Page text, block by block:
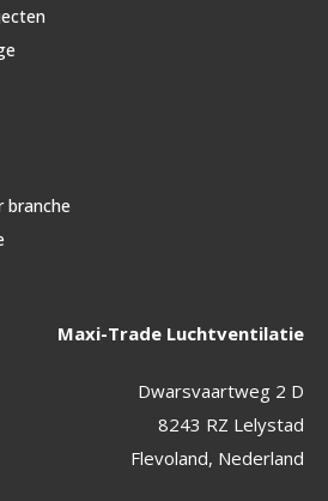
branche
Maxi-Trade Luchtventilatie
Dwarsvaartweg 2 D
8243 RZ Lelystad
Flevoland, Nederland